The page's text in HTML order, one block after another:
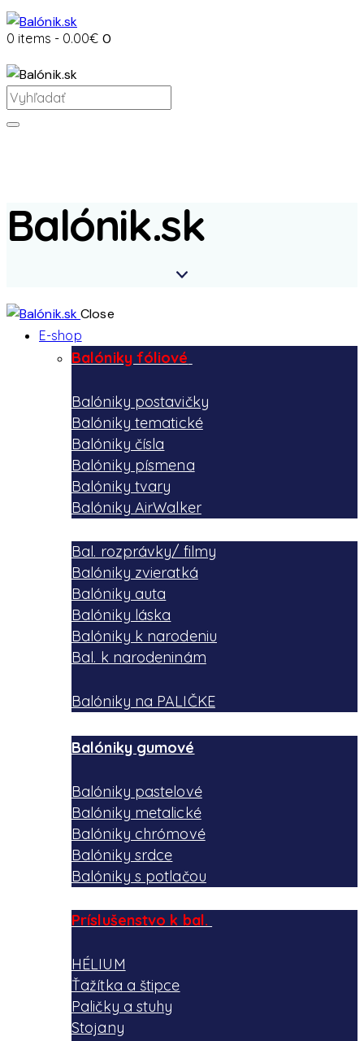
0 items - 0.00€ 0
Balónik.sk
Close
E-shop
Balóniky fóliové
Balóniky postavičky
Balóniky tematické
Balóniky čísla
Balóniky písmena
Balóniky tvary
Balóniky AirWalker
Bal. rozprávky/ filmy
Balóniky zvieratká
Balóniky auta
Balóniky láska
Balóniky k narodeniu
Bal. k narodeninám
Balóniky na PALIČKE
Balóniky gumové
Balóniky pastelové
Balóniky metalické
Balóniky chrómové
Balóniky srdce
Balóniky s potlačou
Príslušenstvo k bal.
HÉLIUM
Ťažítka a štipce
Paličky a stuhy
Stojany